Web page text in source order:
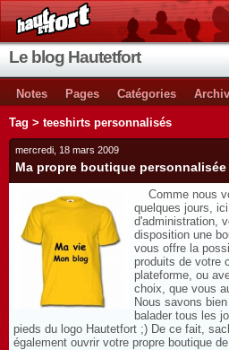
Le blog Hautetfort
Notes Pages Catégories
Tag > teeshirts personnalisés
mercredi, 18 mars 2009
Ma propre boutique
Comme nous
quelques jours,
d'administration,
disposition une
vous offre la
produits de votre
plateforme, ou
choix, que vous
Nous savons
balader tous les
pieds du logo Hautetfort ;) De ce fait,
également ouvrir votre propre boutique